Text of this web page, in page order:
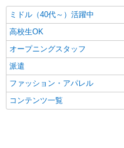
ミドル（40代～）活躍中
高校生OK
オープニングスタッフ
派遣
ファッション・アパレル
コンテンツ一覧